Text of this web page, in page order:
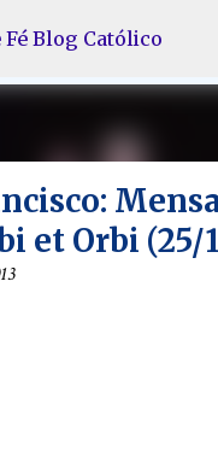
para o conteúdo
Fé Blog Católico
et Orbi (25/